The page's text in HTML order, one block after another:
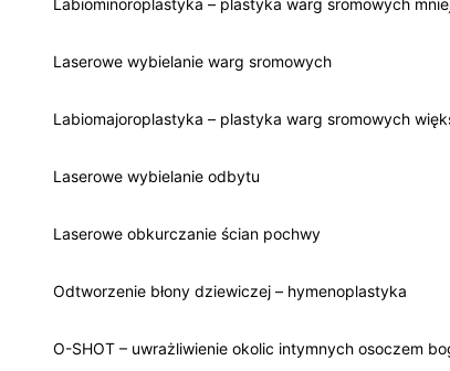
Labiominoroplastyka – plastyka warg sromowych
Laserowe wybielanie warg sromowych
Labiomajoroplastyka – plastyka warg sromowych
Laserowe wybielanie odbytu
Laserowe obkurczanie ścian pochwy
Odtworzenie błony dziewiczej – hymenoplastyka
O-SHOT – uwrażliwienie okolic intymnych osoczem